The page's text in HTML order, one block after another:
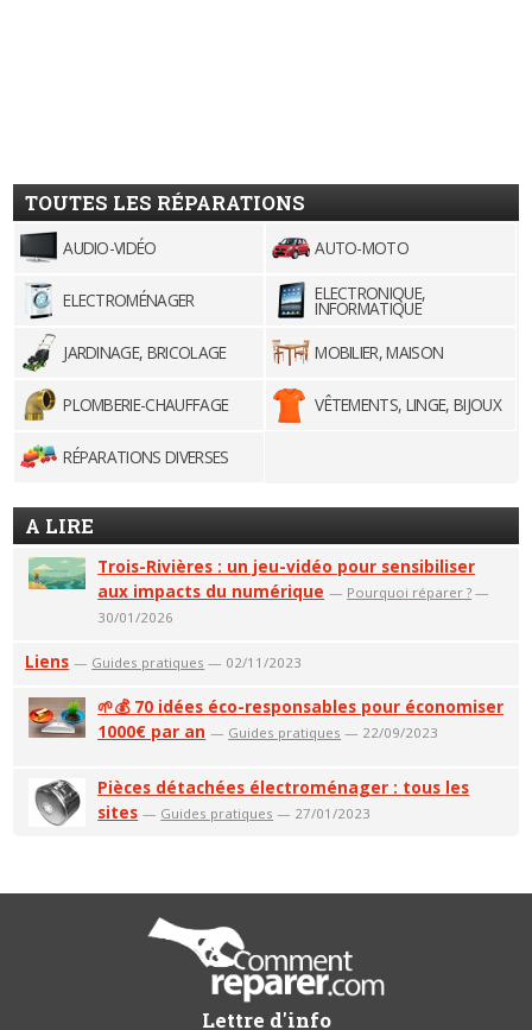
TOUTES LES RÉPARATIONS
AUDIO-VIDÉO AUTO-MOTO
ELECTROMÉNAGER ELECTRONIQUE,
INFORMATIQUE
JARDINAGE, BRICOLAGE
MOBILIER, MAISON
PLOMBERIE-CHAUFFAGE VÊTEMENTS, LINGE, BIJOUX
RÉPARATIONS DIVERSES
A LIRE
Trois-Rivières : un jeu-vidéo pour sensibiliser
aux impacts du numérique — Pourquoi réparer ? —
30/01/2026
Liens — Guides pratiques — 02/11/2023
🌱💰 70 idées éco-responsables pour économiser
1000€ par an — Guides pratiques — 22/09/2023
Pièces détachées électroménager : tous les
sites — Guides pratiques — 27/01/2023
Lettre d'info